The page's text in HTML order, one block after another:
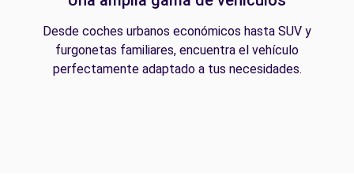
Desde coches urbanos económicos hasta SUV y
furgonetas familiares, encuentra el vehículo
perfectamente adaptado a tus necesidades.